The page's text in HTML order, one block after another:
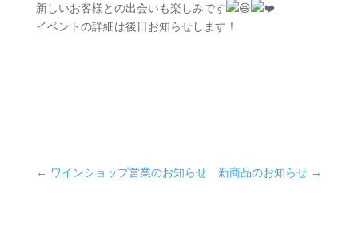
新しいお客様との出会いも楽しみです
イベントの詳細は後日お知らせします！
← ワインショップ営業のお知らせ 新商品のお知らせ →